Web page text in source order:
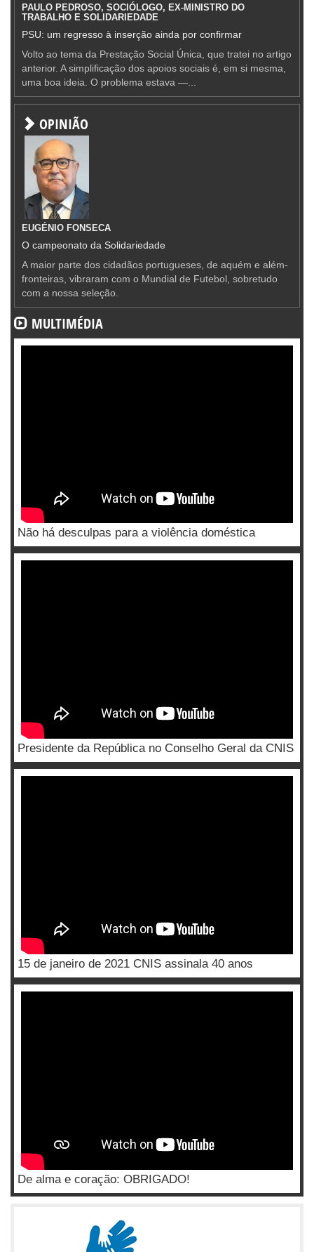
PAULO PEDROSO, SOCIÓLOGO, EX-MINISTRO DO
TRABALHO E SOLIDARIEDADE
PSU: um regresso à inserção ainda por confirmar
Volto ao tema da Prestação Social Única, que tratei no artigo
anterior. A simplificação dos apoios sociais é, em si mesma,
uma boa ideia. O problema estava —...
OPINIÃO
EUGÉNIO FONSECA
O campeonato da Solidariedade
A maior parte dos cidadãos portugueses, de aquém e além-
fronteiras, vibraram com o Mundial de Futebol, sobretudo
com a nossa seleção.
MULTIMÉDIA
Não há desculpas para a violência doméstica
Presidente da República no Conselho Geral da CNIS
15 de janeiro de 2021 CNIS assinala 40 anos
De alma e coração: OBRIGADO!